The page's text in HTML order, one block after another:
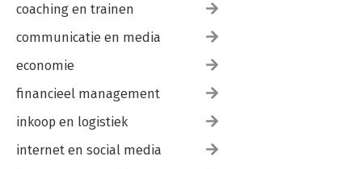
coaching en trainen
communicatie en media
economie
financieel management
inkoop en logistiek
internet en social media